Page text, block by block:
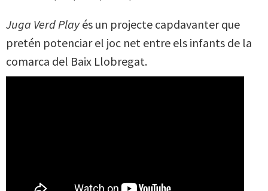
Juga Verd Playés un projecte capdavanter que
pretén potenciar el joc net entre els infants de la
comarca del Baix Llobregat.